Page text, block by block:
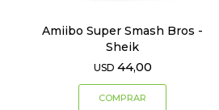
Amiibo Super Smash Bros -
Sheik
USD 44,00